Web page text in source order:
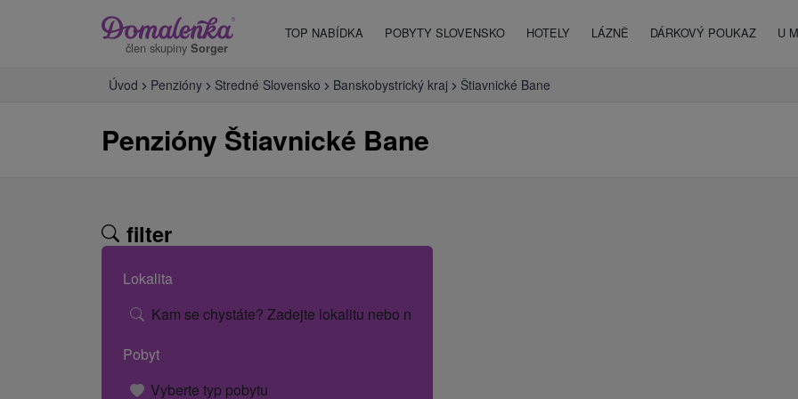
člen skupiny Sorger
TOP NABÍDKA POBYTY SLOVENSKO HOTELY LÁZNĚ DÁRKOVÝ POUKAZ U
Úvod Penzióny Stredné Slovensko Banskobystrický kraj Štiavnické Bane
Penzióny Štiavnické Bane
filter
Lokalita
Kam se chystáte? Zadejte lokalitu nebo název hotelu.
Pobyt
Vyberte typ pobytu